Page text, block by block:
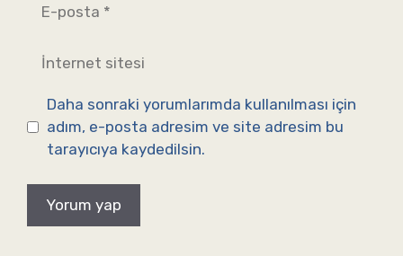
posta
İnternet
Daha sonraki yorumlarımda kullanılması için
adım, e-posta adresim ve site adresim bu
tarayıcıya kaydedilsin.